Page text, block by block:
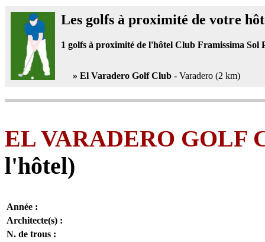
Les golfs à proximité de votre
1 golfs à proximité de l'hôtel Club Framissima Sol
» El Varadero Golf Club - Varadero (2 km)
EL VARADERO GOLF
l'hôtel)
Année :
Architecte(s) :
N. de trous :